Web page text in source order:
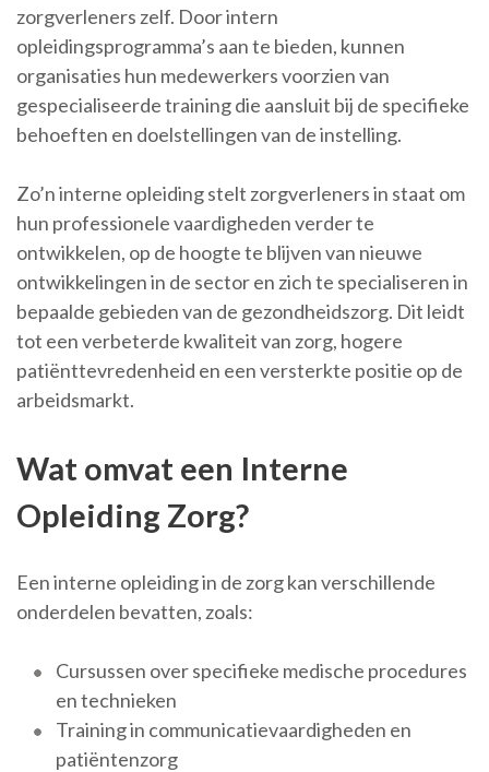
zorgverleners zelf. Door intern
opleidingsprogramma’s aan te bieden, kunnen
organisaties hun medewerkers voorzien van
gespecialiseerde training die aansluit bij de specifieke
behoeften en doelstellingen van de instelling.
Zo’n interne opleiding stelt zorgverleners in staat om
hun professionele vaardigheden verder te
ontwikkelen, op de hoogte te blijven van nieuwe
ontwikkelingen in de sector en zich te specialiseren in
bepaalde gebieden van de gezondheidszorg. Dit leidt
tot een verbeterde kwaliteit van zorg, hogere
patiënttevredenheid en een versterkte positie op de
arbeidsmarkt.
Wat omvat een Interne
Opleiding Zorg?
Een interne opleiding in de zorg kan verschillende
onderdelen bevatten, zoals:
Cursussen over specifieke medische procedures
en technieken
Training in communicatievaardigheden en
patiëntenzorg